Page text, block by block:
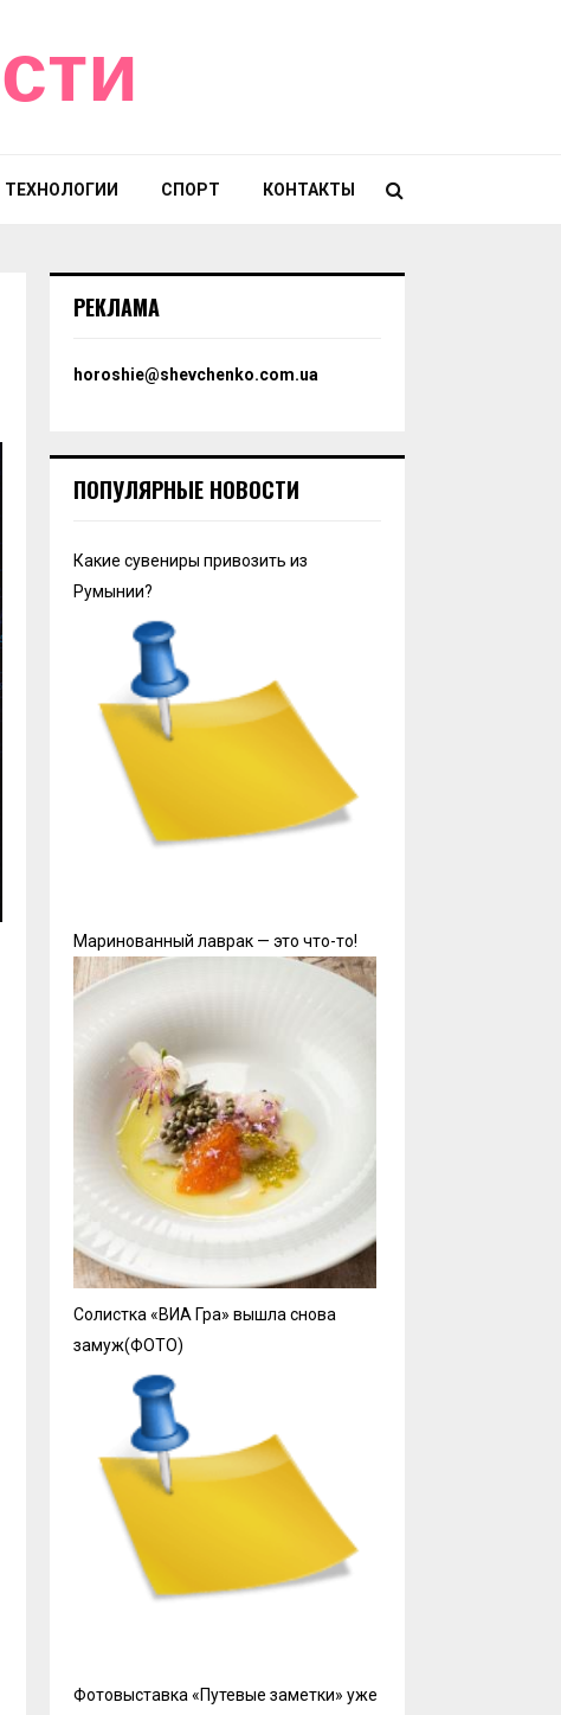
ТЕХНОЛОГИИ СПОРТ КОНТАКТЫ
РЕКЛАМА
horoshie@shevchenko.com.ua
ПОПУЛЯРНЫЕ НОВОСТИ
Какие сувениры привозить из
Румынии?
Маринованный лаврак — это что-то!
Солистка «ВИА Гра» вышла снова
замуж(ФОТО)
Фотовыставка «Путевые заметки» уже